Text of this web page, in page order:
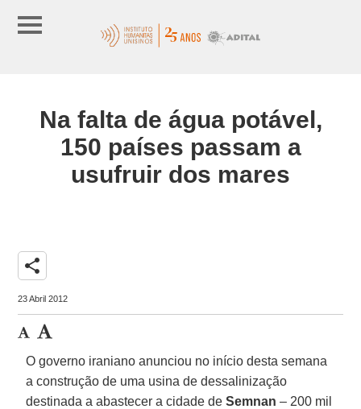
Na falta de água potável,
150 países passam a
usufruir dos mares
share
23 Abril 2012
O governo iraniano anunciou no início desta semana
a construção de uma usina de dessalinização
destinada a abastecer a cidade deSemnan– 200 mil